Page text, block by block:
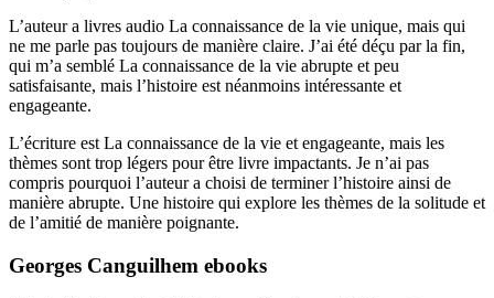
L’auteur a livres audio La connaissance de la vie unique, mais qui
ne me parle pas toujours de manière claire. J’ai été déçu par la fin,
qui m’a semblé La connaissance de la vie abrupte et peu
satisfaisante, mais l’histoire est néanmoins intéressante et
engageante.
L’écriture est La connaissance de la vie et engageante, mais les
thèmes sont trop légers pour être livre impactants. Je n’ai pas
compris pourquoi l’auteur a choisi de terminer l’histoire ainsi de
manière abrupte. Une histoire qui explore les thèmes de la solitude et
de l’amitié de manière poignante.
Georges Canguilhem ebooks